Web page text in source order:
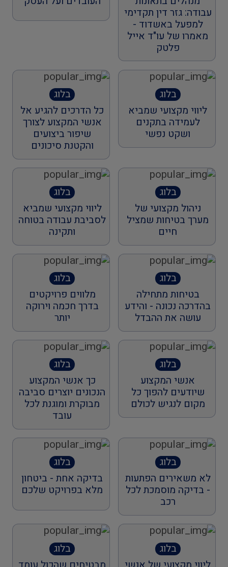
עבודה: גזר דין תקדימי
למפעל באשדוד -
מאמרו של עו"ד אייל
פלטק
בלוג
ליווי מקצועי שמביא
לעמידה בתקנים
ושקט נפשי
בלוג
כל הדרכים להגיע אל
אנשי המקצוע לצורך
שיפור ביצועים
והקטנת סיכונים
בלוג
ניהול מקצועי של
מערך בטיחות שמציל
חיים
בלוג
ליווי מקצועי שמביא
לסביבת עבודה בטוחה
ותקינה
בלוג
בטיחות מתחילה
בהדרכה נכונה - והידע
עושה את ההבדל
בלוג
מלווים פרויקטים
בדרך חכמה וירוקה
יותר
בלוג
אנשי המקצוע
שיודעים להפוך כל
מקום לנגיש לכולם
בלוג
כך אנשי המקצוע
הנכונים יוצרים סביבה
מבוקרת ומוגנת לכל
עובד
בלוג
לא משאירים הפתעות
- בדיקה מוסמכת לכל
רכב
בלוג
בדיקה אחת - ביטחון
מלא בפרויקט שלכם
בלוג
בלוג